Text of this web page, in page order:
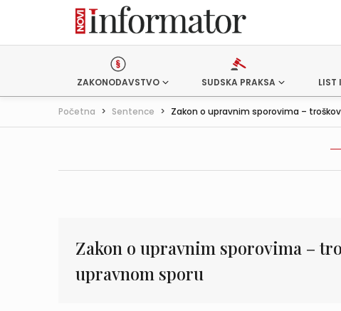
ZAKONODAVSTVO SUDSKA PRAKSA LIST
Početna > Sentence > Zakon o upravnim sporovima –
Zakon o upravnim sporovima –
upravnom sporu